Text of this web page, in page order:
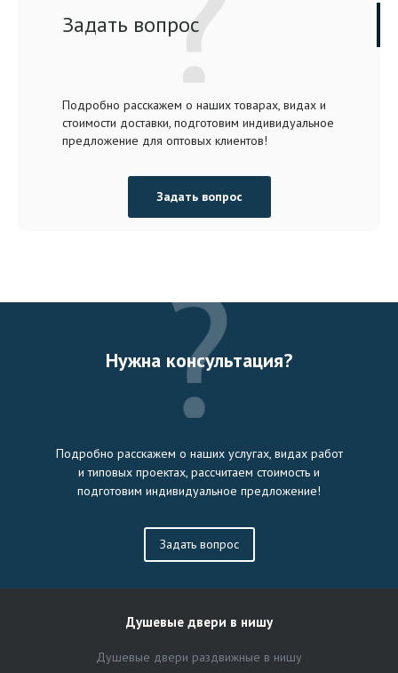
Задать вопрос
Подробно расскажем о наших товарах, видах и
стоимости доставки, подготовим индивидуальное
предложение для оптовых клиентов!
Задать вопрос
Нужна консультация?
Подробно расскажем о наших услугах, видах работ
и типовых проектах, рассчитаем стоимость и
подготовим индивидуальное предложение!
Задать вопрос
Душевые двери в нишу
Душевые двери раздвижные в нишу